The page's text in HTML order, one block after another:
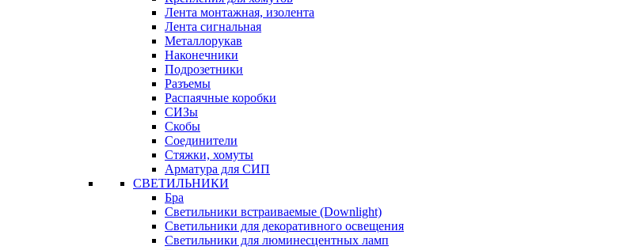
Лента монтажная, изолента
Лента сигнальная
Металлорукав
Наконечники
Подрозетники
Разъемы
Распаячные коробки
СИЗы
Скобы
Соединители
Стяжки, хомуты
Арматура для СИП
СВЕТИЛЬНИКИ
Бра
Светильники встраиваемые (Downlight)
Светильники для декоративного освещения
Светильники для люминесцентных ламп